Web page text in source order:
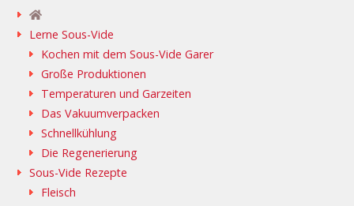
Lerne Sous-Vide
Kochen mit dem Sous-Vide Garer
Große Produktionen
Temperaturen und Garzeiten
Das Vakuumverpacken
Schnellkühlung
Die Regenerierung
Sous-Vide Rezepte
Fleisch